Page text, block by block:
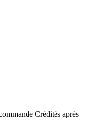
Crédités après